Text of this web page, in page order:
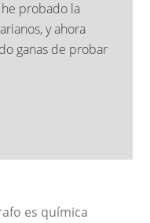
probado la
y ahora
ganas de probar
es química